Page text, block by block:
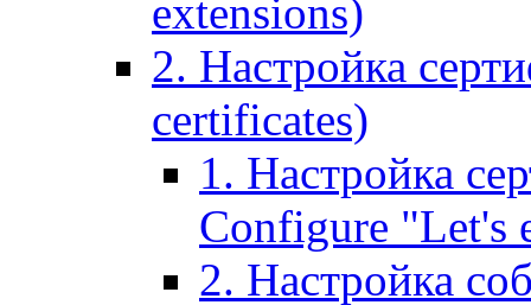
extensions)
2. Настройка
certificates)
1. Настройка
Configure "Let's
2. Настройка